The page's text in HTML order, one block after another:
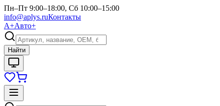
Пн–Пт 9:00–18:00, Сб 10:00–15:00
info@aplys.ruКонтакты
А+Авто+
Найти